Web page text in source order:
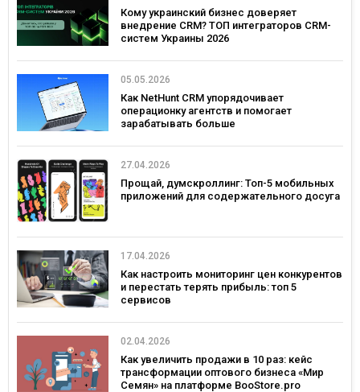
Кому украинский бизнес доверяет
внедрение CRM? ТОП интеграторов CRM-
систем Украины 2026
05.05.2026
Как NetHunt CRM упорядочивает
операционку агентств и помогает
зарабатывать больше
27.04.2026
Прощай, думскроллинг: Топ-5 мобильных
приложений для содержательного досуга
17.04.2026
Как настроить мониторинг цен конкурентов
и перестать терять прибыль: топ 5
сервисов
02.04.2026
Как увеличить продажи в 10 раз: кейс
трансформации оптового бизнеса «Мир
Семян» на платформе BooStore.pro